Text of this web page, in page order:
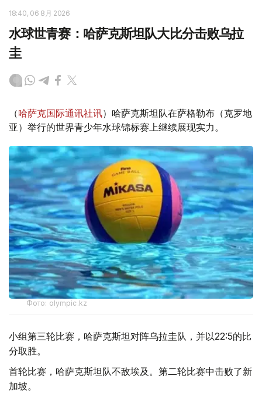
18:40, 06 8月 2026
水球世青赛：哈萨克斯坦队大比分击败乌拉
圭
（哈萨克国际通讯社讯）哈萨克斯坦队在萨格勒布（克罗地
亚）举行的世界青少年水球锦标赛上继续展现实力。
Фото: olympic.kz
小组第三轮比赛，哈萨克斯坦对阵乌拉圭队，并以22:5的比
分取胜。
首轮比赛，哈萨克斯坦队不敌埃及。第二轮比赛中击败了新
加坡。